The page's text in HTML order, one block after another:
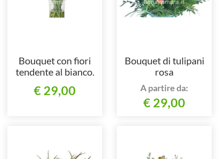
Bouquet con fiori
tendente al bianco.
€ 29,00
Bouquet di tulipani
rosa
A partire da:
€ 29,00